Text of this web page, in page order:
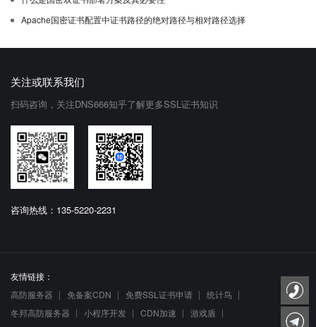
Apache国密证书配置中证书路径的绝对路径与相对路径选择
关注或联系我们
扫码咨询，关注DNS666知乎了解更多SSL证书知识
咨询热线：135-5220-2231
友情链接：
高防服务器
免备案CDN 免费SSL证书申请
统计鸟
冬邦高防服务器
小程序开发 CDN加速
游戏盾